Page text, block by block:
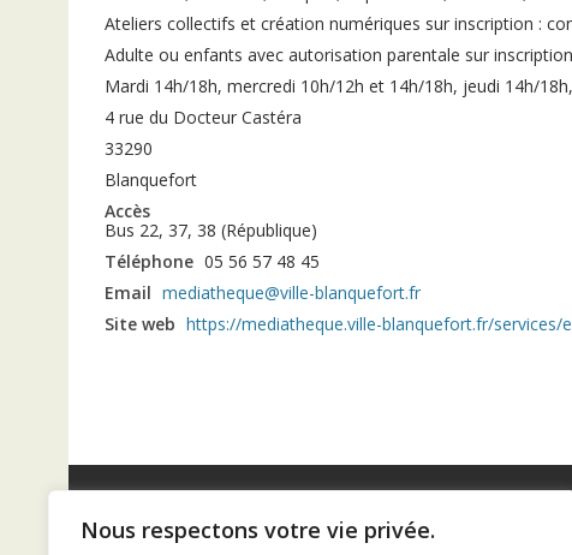
Nous respectons votre vie privée.
Ateliers collectifs et création numériques sur inscription :
Adulte ou enfants avec autorisation parentale sur inscription
Mardi 14h/18h, mercredi 10h/12h et 14h/18h, jeudi 14h/
4 rue du Docteur Castéra
33290
Blanquefort
Accès
Bus 22, 37, 38 (République)
Téléphone 05 56 57 48 45
Email mediatheque@ville-blanquefort.fr
Site web https://mediatheque.ville-blanquefort.fr/services/